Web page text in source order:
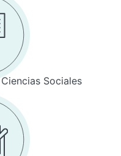
Sociales